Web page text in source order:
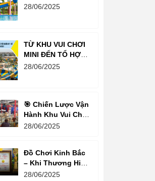
BẮC TRƯỚC CẢ
28/06/2025
TỪ KHU VUI CHƠI
MINI ĐẾN TỔ HỢP
GIẢI TRÍ NGHÌN M²
28/06/2025
🎯 Chiến Lược Vận
Hành Khu Vui Chơi
3 Thế Hệ – Tối Đa
28/06/2025
Đồ Chơi Kinh Bắc
– Khi Thương Hiệu
Vững Mạnh Bắt
28/06/2025